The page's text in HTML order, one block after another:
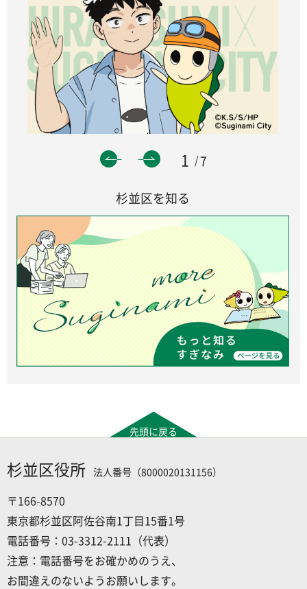
1
7
杉並区を知る
先頭に戻る
杉並区役所 法人番号（8000020131156）
〒166-8570
東京都杉並区阿佐谷南1丁目15番1号
電話番号：03-3312-2111（代表）
注意：電話番号をお確かめのうえ、
お間違えのないようお願いします。